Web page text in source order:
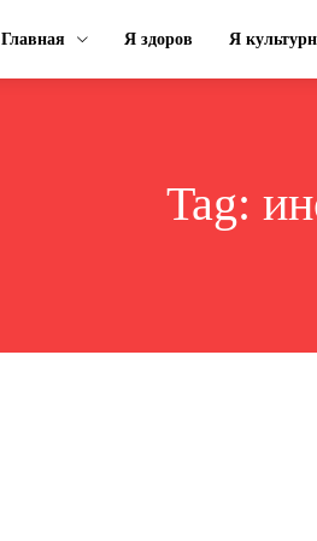
Главная Я здоров Я
Tag: